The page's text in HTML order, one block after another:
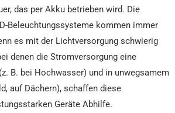
das per Akku betrieben wird. Die
Beleuchtungssysteme kommen immer
es mit der Lichtversorgung schwierig
denen die Stromversorgung eine
B. bei Hochwasser) und in unwegsamem
auf Dächern), schaffen diese
Geräte Abhilfe.